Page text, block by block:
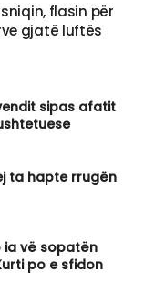
flasin për
gjatë luftës
sipas afatit
ta hapte rrugën
ia vë sopatën
po e sfidon